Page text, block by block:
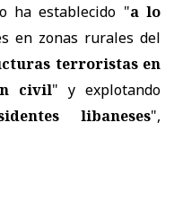
ha establecido "a lo
en zonas rurales del
terroristas en
civil" y explotando
libaneses",